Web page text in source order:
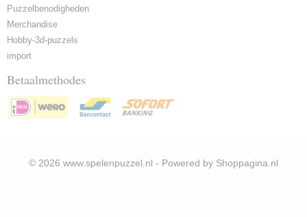
Puzzelbenodigheden
Merchandise
Hobby-3d-puzzels
import
Betaalmethodes
© 2026 www.spelenpuzzel.nl - Powered by Shoppagina.nl